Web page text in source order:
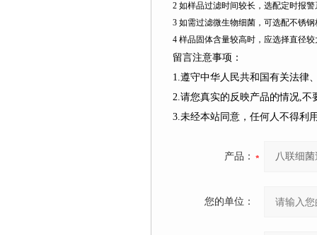
2 如样品过滤时间较长，选配定时报
3 如需过滤微生物细菌，可选配不锈
4 样品固体含量较高时，应选择直径
留言注意事项：
1.遵守中华人民共和国有关法律
2.请您真实的反映产品的情况,
3.未经本站同意，任何人不得利
产品：
您的单位：